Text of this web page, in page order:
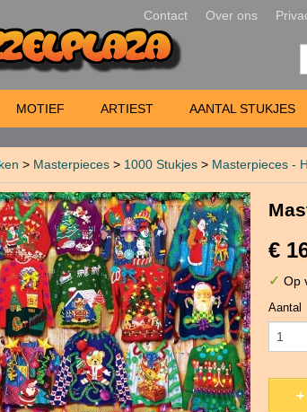
Contact Over ons
MOTIEF ARTIEST AANTAL STUKJES
> Masterpieces > 1000 Stukjes > Masterpieces -
€
✓ Op
Aantal